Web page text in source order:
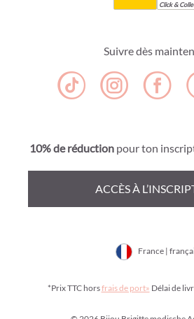
Click &
Suivre dès
10% de réduction pour ton
ACCÈS À
France |
*Prix TTC horsfrais de port» Délai de